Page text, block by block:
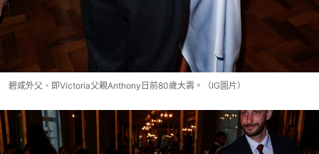
碧咸外父、即Victoria父親Anthony日前80歲大壽。（IG圖片）